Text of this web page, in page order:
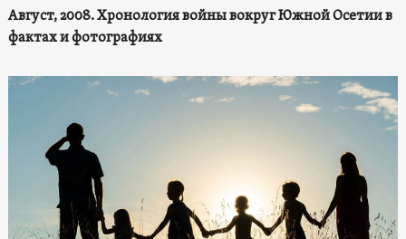
Август, 2008. Хронология войны вокруг Южной Осетии в
фактах и фотографиях